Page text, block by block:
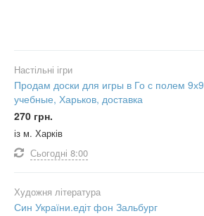
Настільні ігри
Продам доски для игры в Го с полем 9х9
учебные, Харьков, доставка
270 грн.
із м. Харків
Сьогодні 8:00
Художня література
Син України.едіт фон Зальбург